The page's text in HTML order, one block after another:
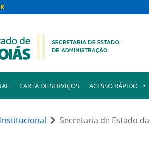
CARTA DE SERVIÇOS ACESSO RÁPIDO
Institucional Secretaria de Estado